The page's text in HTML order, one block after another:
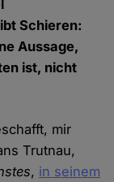
Schieren:
Aussage,
ist, nicht
mir
Trutnau,
, in seinem